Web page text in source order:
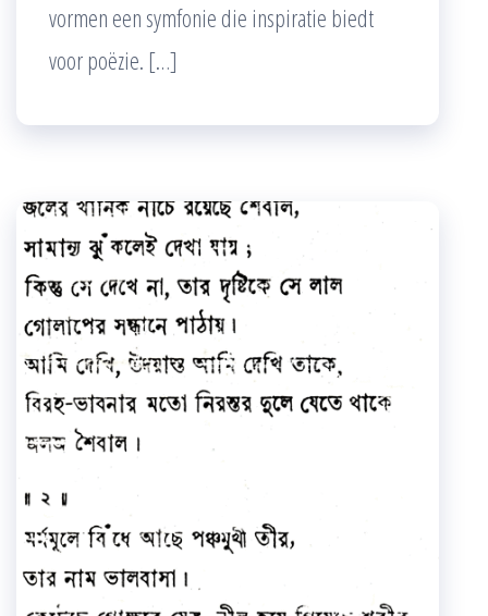
vormen een symfonie die inspiratie biedt
voor poëzie. […]